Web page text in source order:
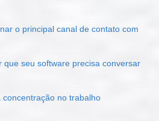
o principal canal de contato com
que seu software precisa conversar
no trabalho